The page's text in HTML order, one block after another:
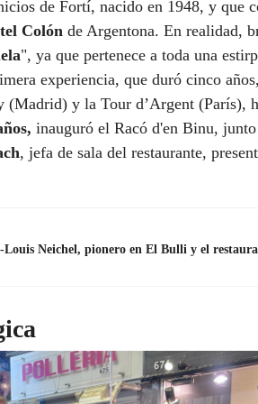
de Fortí, nacido en 1948, y que
Colón de Argentona. En realidad,
", ya que pertenece a toda una
experiencia, que duró cinco
(Madrid) y la Tour d’Argent (París),
inauguró el Racó d'en Binu,
, jefa de sala del restaurante,
Neichel, pionero en El Bulli y el